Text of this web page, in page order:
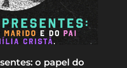
o papel do